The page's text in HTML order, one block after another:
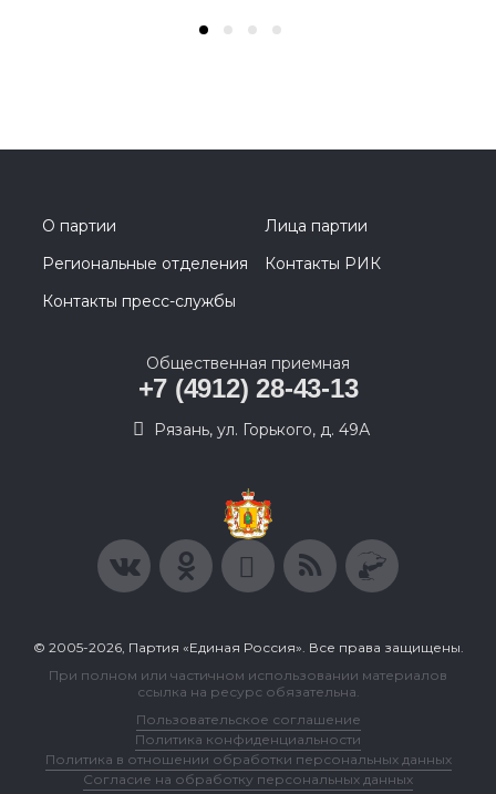
О партии
Лица партии
Региональные отделения
Контакты РИК
Контакты пресс-службы
Общественная приемная
+7 (4912) 28-43-13
Рязань, ул. Горького, д. 49А
© 2005-2026, Партия «Единая Россия». Все права защищены.
При полном или частичном использовании материалов
ссылка на ресурс обязательна.
Пользовательское соглашение
Политика конфиденциальности
Политика в отношении обработки персональных данных
Согласие на обработку персональных данных